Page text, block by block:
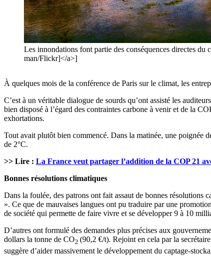
Les innondations font partie des conséquences directes
man/Flickr]</a>]
À quelques mois de la conférence de Paris sur le climat, les
C’est à un véritable dialogue de sourds qu’ont assisté les
bien disposé à l’égard des contraintes carbone à venir et de la
exhortations.
Tout avait plutôt bien commencé. Dans la matinée, une poignée
de 2°C.
>> Lire : La France veut partager l’addition de la COP 21
Bonnes résolutions climatiques
Dans la foulée, des patrons ont fait assaut de bonnes résolutions
». Ce que de mauvaises langues ont pu traduire par une
de société qui permette de faire vivre et se développer 9 à 10
D’autres ont formulé des demandes plus précises aux
dollars la tonne de CO2 (90,2 €/t). Rejoint en cela par la
suggère d’aider massivement le développement du captage-